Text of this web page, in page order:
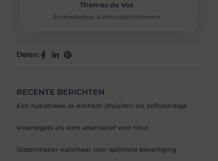
Thomas de Vos
Eindredacteur & inhoudscoördinator
Delen:
RECENTE BERICHTEN
Een hypotheek in Arnhem afsluiten als zelfstandige
Vloertegels als slim alternatief voor hout
Slotenmaker Aalsmeer voor optimale beveiliging